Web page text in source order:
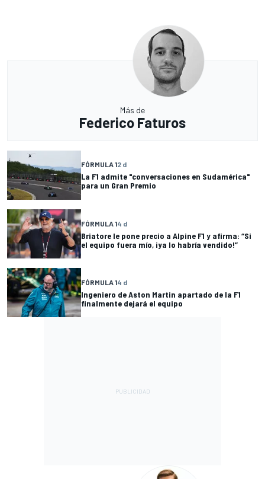
Más de
Federico Faturos
FÓRMULA 12 d
La F1 admite "conversaciones en Sudamérica"
para un Gran Premio
FÓRMULA 14 d
Briatore le pone precio a Alpine F1 y afirma: “Si
el equipo fuera mío, ¡ya lo habría vendido!”
FÓRMULA 14 d
Ingeniero de Aston Martin apartado de la F1
finalmente dejará el equipo